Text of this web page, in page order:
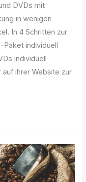
DVDs mit
in wenigen
In 4 Schritten zur
Paket individuell
individuell
ihrer Website zur